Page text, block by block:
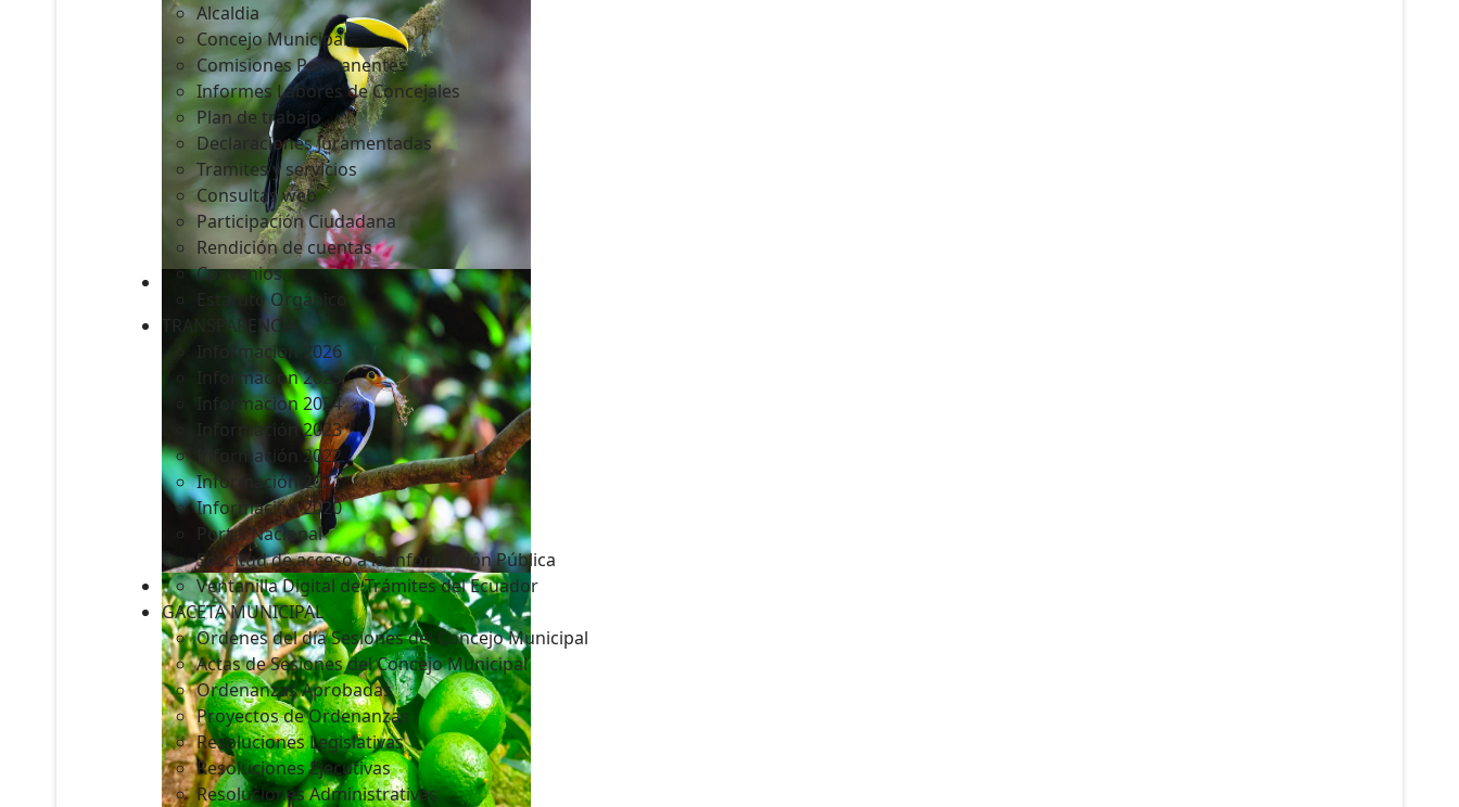
Alcaldia
Concejo Municipal
Comisiones Permanentes
Informes Labores de Concejales
Plan de trabajo
Declaraciones Juramentadas
Tramites y servicios
Consultas web
Participación Ciudadana
Rendición de cuentas
Convenios
Estatuto Orgánico
TRANSPARENCIA
Informacion 2026
Informacion 2025
Informacion 2024
Información 2023
Información 2022
Información 2021
Información 2020
Portal Nacional
Solicitud de acceso a la Información Pública
Ventanilla Digital de Trámites del Ecuador
GACETA MUNICIPAL
Ordenes del día Sesiones del Concejo Municipal
Actas de Sesiones del Concejo Municipal
Ordenanzas Aprobadas
Proyectos de Ordenanzas
Resoluciones Legislativas
Resoluciones Ejecutivas
Resoluciones Administrativas